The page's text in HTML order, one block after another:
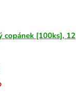
copánek [100ks], 12